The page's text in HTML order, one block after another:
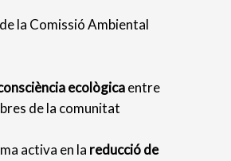
la Comissió Ambiental
ecològicaentre
de la comunitat
activa en la reducció de